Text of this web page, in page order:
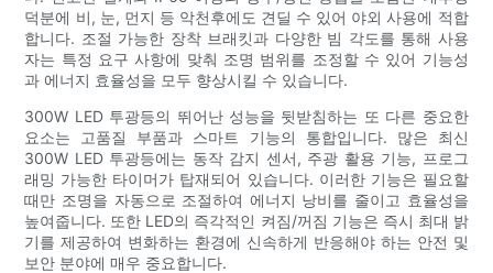
덕분에 비, 눈, 먼지 등 악천후에도 견딜 수 있어 야외 사용에 적합
합니다. 조절 가능한 장착 브래킷과 다양한 빔 각도를 통해 사용
자는 특정 요구 사항에 맞춰 조명 범위를 조정할 수 있어 기능성
과 에너지 효율성을 모두 향상시킬 수 있습니다.
300W LED 투광등의 뛰어난 성능을 뒷받침하는 또 다른 중요한
요소는 고품질 부품과 스마트 기능의 통합입니다. 많은 최신
300W LED 투광등에는 동작 감지 센서, 주광 활용 기능, 프로그
래밍 가능한 타이머가 탑재되어 있습니다. 이러한 기능은 필요할
때만 조명을 자동으로 조절하여 에너지 낭비를 줄이고 효율성을
높여줍니다. 또한 LED의 즉각적인 켜짐/꺼짐 기능은 즉시 최대 밝
기를 제공하여 변화하는 환경에 신속하게 반응해야 하는 안전 및
보안 분야에 매우 중요합니다.